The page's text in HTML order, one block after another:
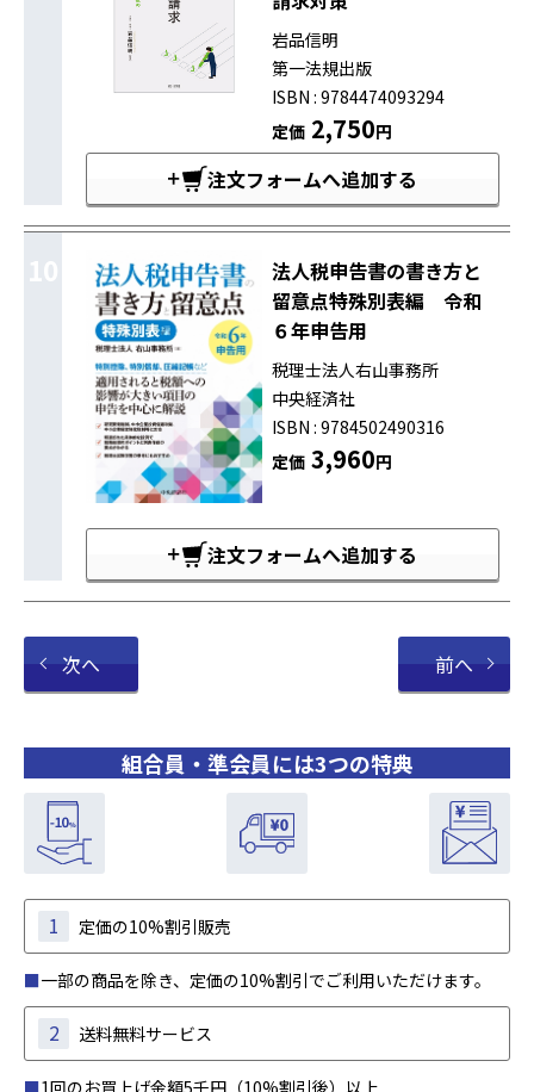
組合員・準会員には3つの特典
1 定価の10%割引販売
■一部の商品を除き、定価の10%割引でご利用いただけます。
2 送料無料サービス
■1回のお買上げ金額5千円（10%割引後）以上
岩品信明
第一法規出版
ISBN : 9784474093294
定価2,750円
注文フォームへ追加する
10
法人税申告書の書き方と
留意点特殊別表編 令和
６年申告用
税理士法人右山事務所
中央経済社
ISBN : 9784502490316
定価3,960円
注文フォームへ追加する
次へ 前へ